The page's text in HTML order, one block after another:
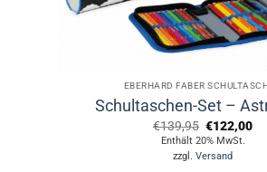
EBERHARD FABER
Schultaschen-Set –
€139,95
Preis
war:
€139,95
€122,00
Enthält 20% MwSt.
zzgl. Versand